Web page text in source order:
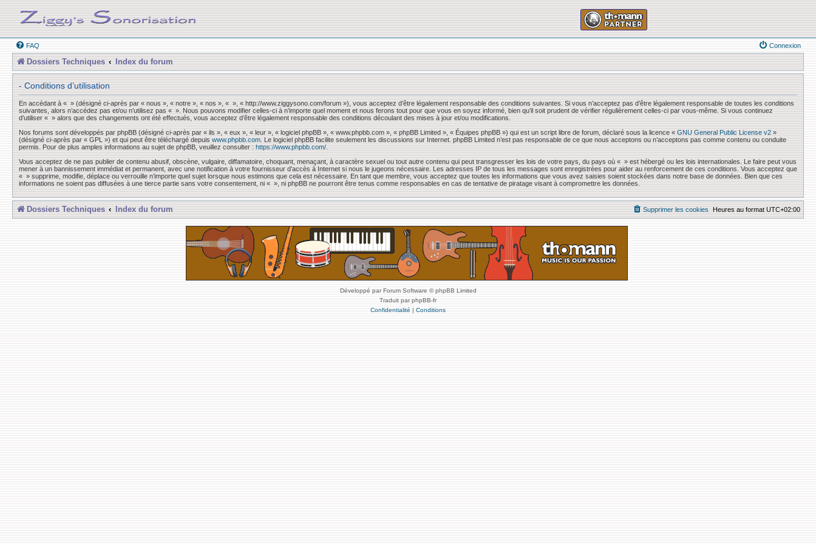
FAQ Connexion
Dossiers Techniques Index du forum
- Conditions d’utilisation
En accédant à « » (désigné ci-après par « nous », « notre », « nos », « », « http://www.ziggysono.com/forum »), vous acceptez d’être légalement responsable des conditions suivantes. Si vous n’acceptez pas d’être légalement responsable de toutes les conditions
suivantes, alors n’accédez pas et/ou n’utilisez pas « ». Nous pouvons modifier celles-ci à n’importe quel moment et nous ferons tout pour que vous en soyez informé, bien qu’il soit prudent de vérifier régulièrement celles-ci par vous-même. Si vous continuez
d’utiliser « » alors que des changements ont été effectués, vous acceptez d’être légalement responsable des conditions découlant des mises à jour et/ou modifications.
Nos forums sont développés par phpBB (désigné ci-après par « ils », « eux », « leur », « logiciel phpBB », « www.phpbb.com », « phpBB Limited », « Équipes phpBB ») qui est un script libre de forum, déclaré sous la licence « GNU General Public License v2 »
(désigné ci-après par « GPL ») et qui peut être téléchargé depuis www.phpbb.com . Le logiciel phpBB facilite seulement les discussions sur Internet. phpBB Limited n’est pas responsable de ce que nous acceptons ou n’acceptons pas comme contenu ou conduite
permis. Pour de plus amples informations au sujet de phpBB, veuillez consulter : https://www.phpbb.com/
Vous acceptez de ne pas publier de contenu abusif, obscène, vulgaire, diffamatoire, choquant, menaçant, à caractère sexuel ou tout autre contenu qui peut transgresser les lois de votre pays, du pays où « » est hébergé ou les lois internationales. Le faire peut vous
mener à un bannissement immédiat et permanent, avec une notification à votre fournisseur d’accès à Internet si nous le jugeons nécessaire. Les adresses IP de tous les messages sont enregistrées pour aider au renforcement de ces conditions. Vous acceptez que
« » supprime, modifie, déplace ou verrouille n’importe quel sujet lorsque nous estimons que cela est nécessaire. En tant que membre, vous acceptez que toutes les informations que vous avez saisies soient stockées dans notre base de données. Bien que ces
informations ne soient pas diffusées à une tierce partie sans votre consentement, ni « », ni phpBB ne pourront être tenus comme responsables en cas de tentative de piratage visant à compromettre les données.
Dossiers Techniques Index du forum Heures au format UTC+02:00
Supprimer les cookies
Développé par Forum Software © phpBB Limited
Traduit par phpBB-fr
Confidentialité | Conditions